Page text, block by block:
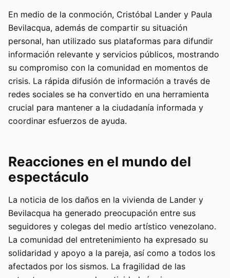
En medio de la conmoción, Cristóbal Lander y Paula
Bevilacqua, además de compartir su situación
personal, han utilizado sus plataformas para difundir
información relevante y servicios públicos, mostrando
su compromiso con la comunidad en momentos de
crisis. La rápida difusión de información a través de
redes sociales se ha convertido en una herramienta
crucial para mantener a la ciudadanía informada y
coordinar esfuerzos de ayuda.
Reacciones en el mundo del
espectáculo
La noticia de los daños en la vivienda de Lander y
Bevilacqua ha generado preocupación entre sus
seguidores y colegas del medio artístico venezolano.
La comunidad del entretenimiento ha expresado su
solidaridad y apoyo a la pareja, así como a todos los
afectados por los sismos. La fragilidad de las